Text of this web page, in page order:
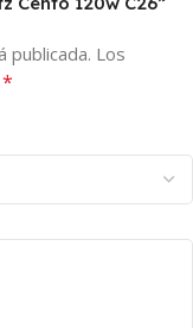
publicada. Los
*